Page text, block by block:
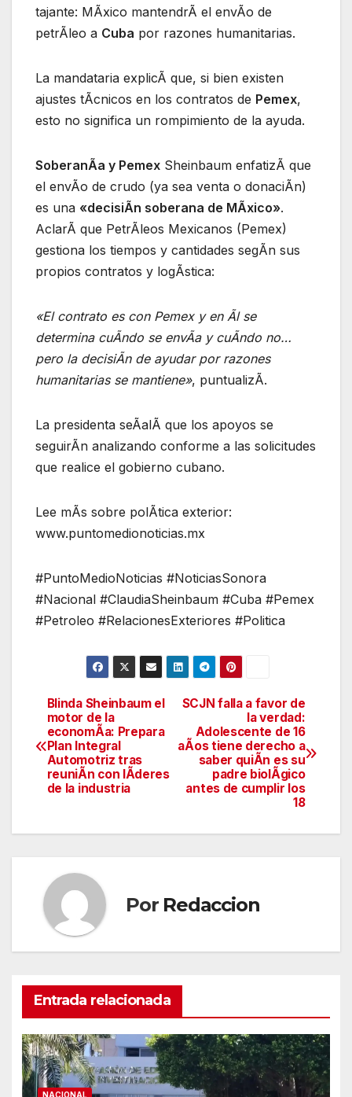
tajante: MÃxico mantendrÃ el envÃo de
petrÃleo a Cuba por razones humanitarias.
La mandataria explicÃ que, si bien existen
ajustes tÃcnicos en los contratos de Pemex,
esto no significa un rompimiento de la ayuda.
SoberanÃa y Pemex Sheinbaum enfatizÃ que
el envÃo de crudo (ya sea venta o donaciÃn)
es una «decisiÃn soberana de MÃxico».
AclarÃ que PetrÃleos Mexicanos (Pemex)
gestiona los tiempos y cantidades segÃn sus
propios contratos y logÃstica:
«El contrato es con Pemex y en Ãl se
determina cuÃndo se envÃa y cuÃndo no…
pero la decisiÃn de ayudar por razones
humanitarias se mantiene», puntualizÃ.
La presidenta seÃalÃ que los apoyos se
seguirÃn analizando conforme a las solicitudes
que realice el gobierno cubano.
Lee mÃs sobre polÃtica exterior:
www.puntomedionoticias.mx
#PuntoMedioNoticias #NoticiasSonora
#Nacional #ClaudiaSheinbaum #Cuba #Pemex
#Petroleo #RelacionesExteriores #Politica
Navegación
de
entradas
SCJN falla a favor de
la verdad:
Adolescente de 16
aÃos tiene derecho a
saber quiÃn es su
padre biolÃgico
antes de cumplir los
18
Blinda Sheinbaum el
motor de la
economÃa: Prepara
Plan Integral
Automotriz tras
reuniÃn con lÃderes
de la industria
Por Redaccion
Entrada relacionada
NACIONAL